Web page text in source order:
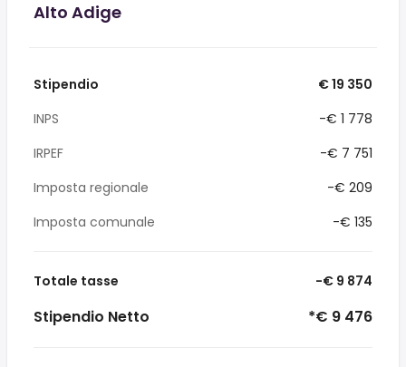
Alto Adige
Stipendio
€ 19 350
INPS
-€ 1 778
IRPEF
-€ 7 751
Imposta regionale
-€ 209
Imposta comunale
-€ 135
Totale tasse -€ 9 874
Stipendio Netto *€ 9 476